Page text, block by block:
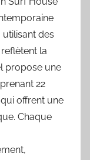
des
la
propose une
22
offrent une
Chaque